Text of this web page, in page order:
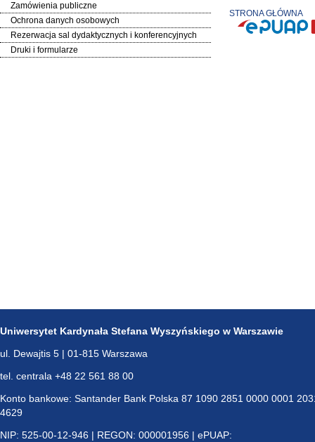
Zamówienia publiczne
Ochrona danych osobowych
Rezerwacja sal dydaktycznych i konferencyjnych
Druki i formularze
STRONA GŁÓWNA
Uniwersytet Kardynała Stefana Wyszyńskiego w Warszawie
ul. Dewajtis 5 | 01-815 Warszawa
tel. centrala +48 22 561 88 00
Konto bankowe: Santander Bank Polska 87 1090 2851 0000 0001
4629
NIP: 525-00-12-946 | REGON: 000001956 | ePUAP: